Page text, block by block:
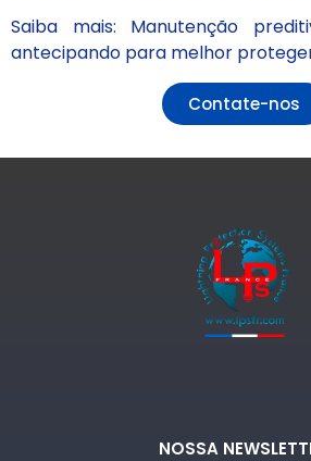
Saiba mais: Manutenção
antecipando para melhor
Contate-nos
NOSSA